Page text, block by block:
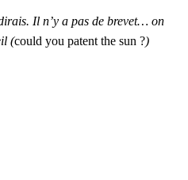
Il n’y a pas de bre­vet… on
(could you patent the sun ?)